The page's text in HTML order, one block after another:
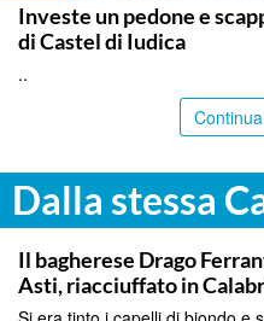
Investe un pedone e
di Castel di Iudica
..
Dalla stessa
PALERMO
Il bagherese Drago
Asti, riacciuffato in